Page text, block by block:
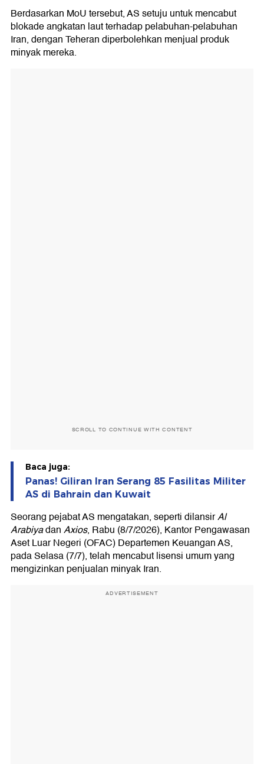
Berdasarkan MoU tersebut, AS setuju untuk mencabut
blokade angkatan laut terhadap pelabuhan-pelabuhan
Iran, dengan Teheran diperbolehkan menjual produk
minyak mereka.
SCROLL TO CONTINUE WITH CONTENT
Baca juga:
Panas! Giliran Iran Serang 85 Fasilitas Militer
AS di Bahrain dan Kuwait
Seorang pejabat AS mengatakan, seperti dilansirAl
ArabiyadanAxios, Rabu (8/7/2026), Kantor Pengawasan
Aset Luar Negeri (OFAC) Departemen Keuangan AS,
pada Selasa (7/7), telah mencabut lisensi umum yang
mengizinkan penjualan minyak Iran.
ADVERTISEMENT